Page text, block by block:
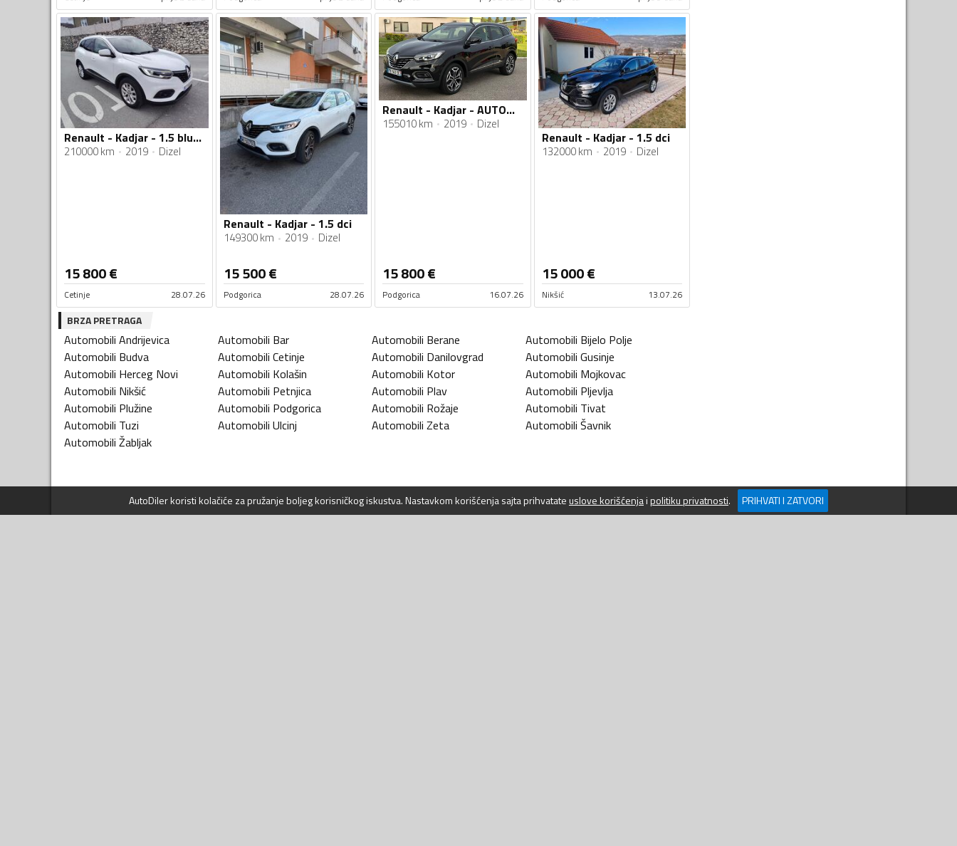
Renault - Kadjar - 1.5 blue dci
210000 km 2019 Dizel
15 800€
Cetinje 28.07.26
Renault - Kadjar - 1.5 dci
149300 km 2019 Dizel
15 500€
Podgorica 28.07.26
Renault - Kadjar - AUTOMATIK
155010 km 2019 Dizel
15 800€
Podgorica 16.07.26
Renault - Kadjar - 1.5 dci
132000 km 2019 Dizel
15 000€
Nikšić 13.07.26
BRZA PRETRAGA
Automobili Andrijevica Automobili Bar Automobili Berane Automobili Bijelo Polje
Automobili Budva Automobili Cetinje Automobili Danilovgrad Automobili Gusinje
Automobili Herceg Novi Automobili Kolašin Automobili Kotor Automobili Mojkovac
Automobili Nikšić Automobili Petnjica Automobili Plav Automobili Pljevlja
Automobili Plužine Automobili Podgorica Automobili Rožaje Automobili Tivat
Automobili Tuzi Automobili Ulcinj Automobili Zeta Automobili Šavnik
Automobili Žabljak
AutoDilerkoristi kolačiće za pružanje boljeg korisničkog iskustva. Nastavkom korišćenja sajta prihvatateuslove korišćenjaipolitiku privatnosti. PRIHVATI I ZATVORI